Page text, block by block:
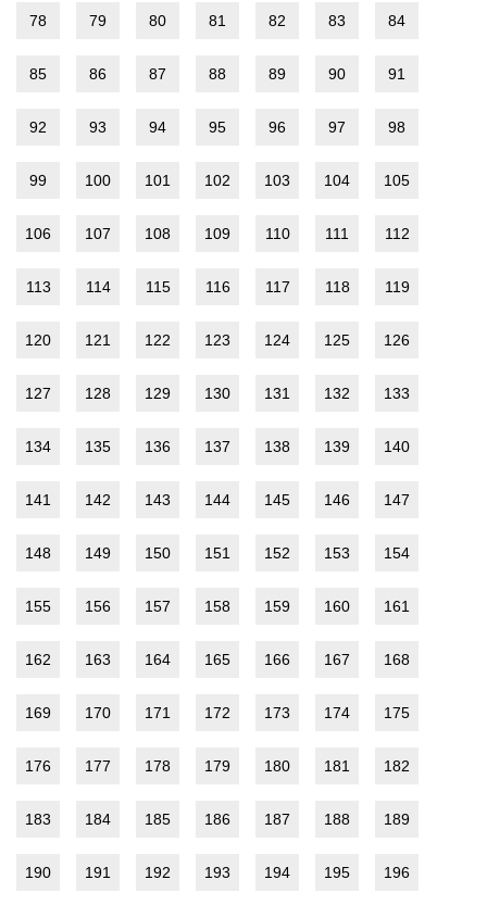
78 79 80 81 82 83 84
85 86 87 88 89 90 91
92 93 94 95 96 97 98
99 100 101 102 103 104 105
106 107 108 109 110 111 112
113 114 115 116 117 118 119
120 121 122 123 124 125 126
127 128 129 130 131 132 133
134 135 136 137 138 139 140
141 142 143 144 145 146 147
148 149 150 151 152 153 154
155 156 157 158 159 160 161
162 163 164 165 166 167 168
169 170 171 172 173 174 175
176 177 178 179 180 181 182
183 184 185 186 187 188 189
190 191 192 193 194 195 196